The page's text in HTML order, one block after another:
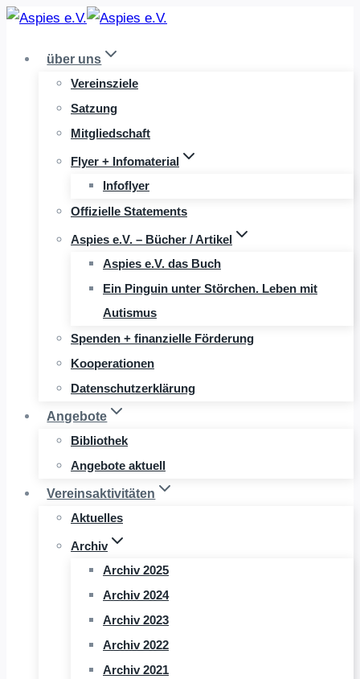
Zum
springenüber uns
Vereinsziele
Satzung
Mitgliedschaft
Flyer + Infomaterial
Infoflyer
Offizielle Statements
Aspies e.V. – Bücher / Artikel
Aspies e.V. das Buch
Ein Pinguin unter Störchen. Leben mit
Autismus
Spenden + finanzielle Förderung
Kooperationen
Datenschutzerklärung
Angebote
Bibliothek
Angebote aktuell
Vereinsaktivitäten
Aktuelles
Archiv
Archiv 2025
Archiv 2024
Archiv 2023
Archiv 2022
Archiv 2021